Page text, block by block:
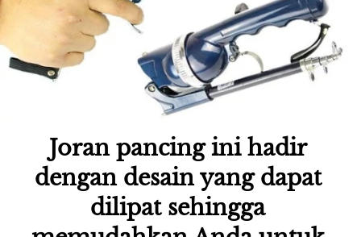
Joran pancing ini hadir
dengan desain yang dapat
dilipat sehingga